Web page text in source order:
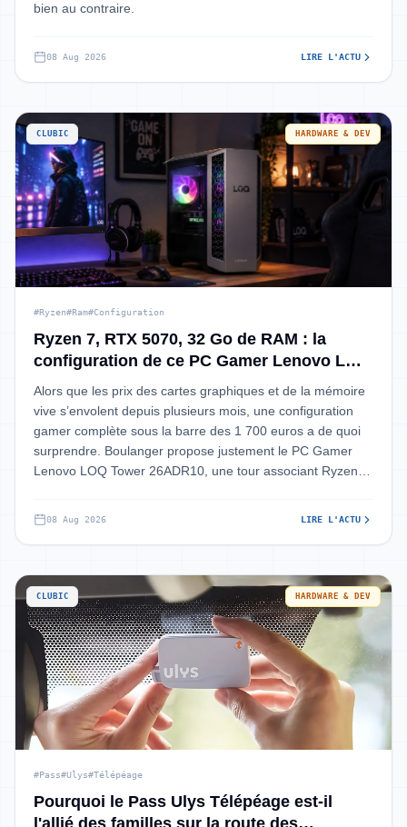
bien au contraire.
08 Aug 2026 LIRE L'ACTU
CLUBIC HARDWARE & DEV
#Ryzen#Ram#Configuration
Ryzen 7, RTX 5070, 32 Go de RAM : la
configuration de ce PC Gamer Lenovo LOQ
Tower fait plaisir à 1 699,99 €
Alors que les prix des cartes graphiques et de la mémoire
vive s’envolent depuis plusieurs mois, une configuration
gamer complète sous la barre des 1 700 euros a de quoi
surprendre. Boulanger propose justement le PC Gamer
Lenovo LOQ Tower 26ADR10, une tour associant Ryzen 7
08 Aug 2026 LIRE L'ACTU
CLUBIC HARDWARE & DEV
#Pass#Ulys#Télépéage
Pourquoi le Pass Ulys Télépéage est-il
l'allié des familles sur la route des